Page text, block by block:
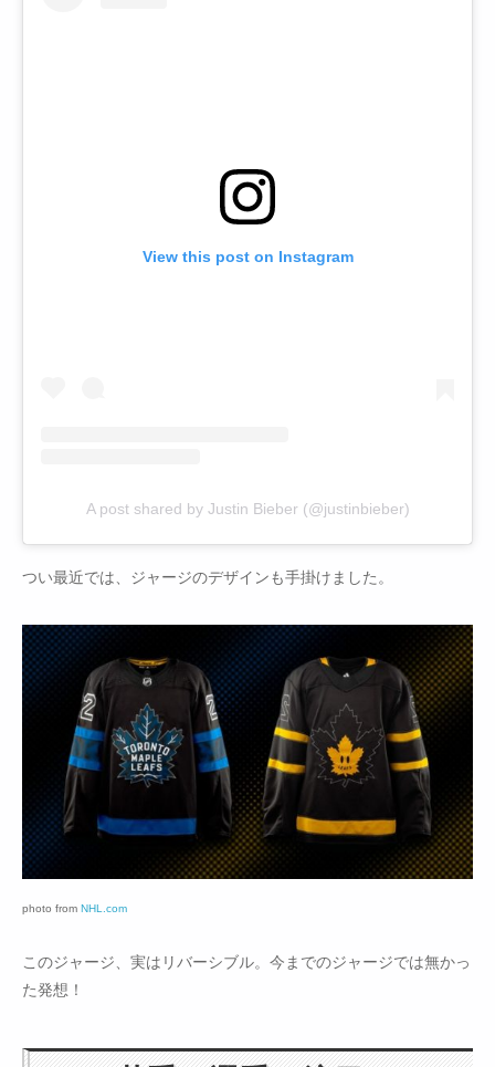
View this post on Instagram
A post shared by Justin Bieber (@justinbieber)
つい最近では、ジャージのデザインも手掛けました。
photo from NHL.com
このジャージ、実はリバーシブル。今までのジャージでは無かっ
た発想！